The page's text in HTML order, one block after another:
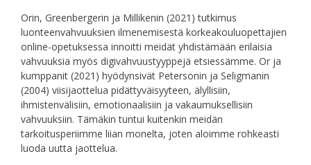
Orin, Greenbergerin ja Millikenin (2021) tutkimus
luonteenvahvuuksien ilmenemisestä korkeakouluopettajien
online-opetuksessa innoitti meidät yhdistämään erilaisia
vahvuuksia myös digivahvuustyyppejä etsiessämme. Or ja
kumppanit (2021) hyödynsivät Petersonin ja Seligmanin
(2004) viisijaottelua pidättyväisyyteen, älyllisiin,
ihmistenvälisiin, emotionaalisiin ja vakaumuksellisiin
vahvuuksiin. Tämäkin tuntui kuitenkin meidän
tarkoitusperiimme liian monelta, joten aloimme rohkeasti
luoda uutta jaottelua.